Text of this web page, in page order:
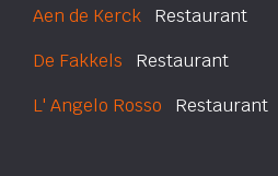
Aen de Kerck Restaurant
De Fakkels Restaurant
L' Angelo Rosso Restaurant